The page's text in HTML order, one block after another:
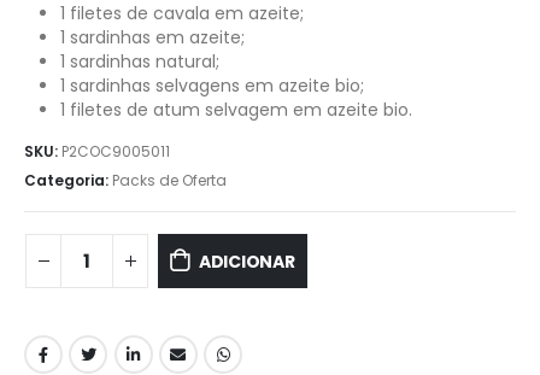
1 filetes de cavala em azeite;
1 sardinhas em azeite;
1 sardinhas natural;
1 sardinhas selvagens em azeite bio;
1 filetes de atum selvagem em azeite bio.
SKU: P2COC9005011
Categoria: Packs de Oferta
ADICIONAR